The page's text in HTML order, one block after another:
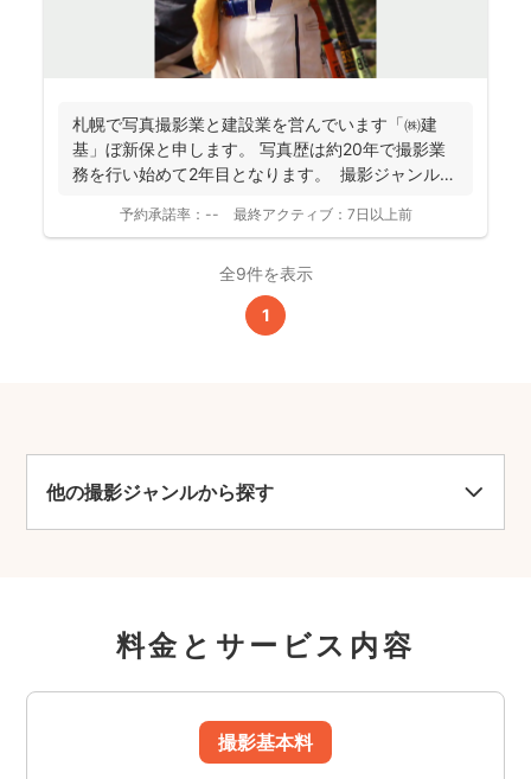
札幌で写真撮影業と建設業を営んでいます「㈱建
基」ぼ新保と申します。 写真歴は約20年で撮影業
務を行い始めて2年目となります。 撮影ジャンルは
予約承諾率： -- 最終アクティブ： 7日以上前
全9件を表示
1
他の撮影ジャンルから探す
料金とサービス内容
撮影基本料